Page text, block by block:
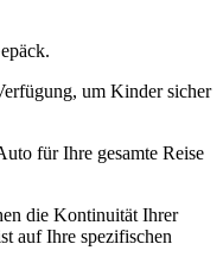
um Kinder sicher
für Ihre gesamte Reise
die Kontinuität Ihrer
auf Ihre spezifischen